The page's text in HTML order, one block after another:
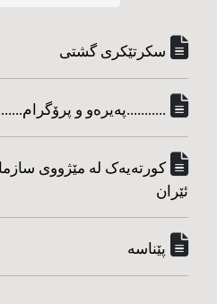
سکرتێکری گشتی
...........په‌یره‌و و
کورته‌یه‌ک له مێژووی
ئێران
پێناسه‌